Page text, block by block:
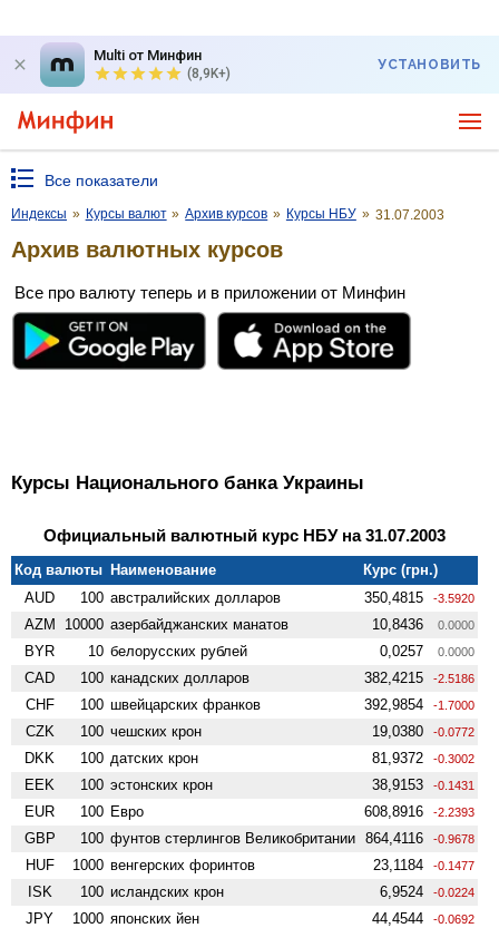
Multi от Минфин
(8,9K+)
УСТАНОВИТЬ
Все показатели
Индексы » Курсы валют » Архив курсов » Курсы НБУ » 31.07.2003
Архив валютных курсов
Все про валюту теперь и в приложении от Минфин
Курсы Национального банка Украины
Официальный валютный курс НБУ на 31.07.2003
Код валюты Наименование
Курс (грн.)
AUD
100 австралийских долларов 350,4815 -3.5920
AZM 10000 азербайджанских манатов 10,8436 0.0000
BYR 10 белорусских рублей 0,0257 0.0000
CAD 100 канадских долларов 382,4215 -2.5186
CHF 100 швейцарских франков 392,9854 -1.7000
CZK 100 чешских крон 19,0380 -0.0772
DKK 100 датских крон 81,9372 -0.3002
EEK 100 эстонских крон 38,9153 -0.1431
EUR 100 Евро 608,8916 -2.2393
GBP 100 фунтов стерлингов Велико­британии 864,4116 -0.9678
HUF 1000 венгерских форинтов 23,1184 -0.1477
ISK 100 исландских крон 6,9524 -0.0224
JPY 1000 японских йен 44,4544 -0.0692